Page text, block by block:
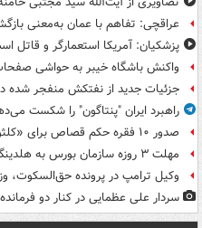
عراقچی: تفاهم با عمان به‌معنی
پزشکیان: آمریکا استعمارگر و قاتل
واکنش باشگاه خیبر به حواشی
جزئیات جدید از نفتکش منفجر شده
راهبرد ایران "پنتاگون" را شکست
صدور ۱۰ فقره حکم قصاص برای «کلثوم اکبری»
مهلت ۳ روزه سازمان بورس به هلدینگ خلیج فارس
وکیل ترامپ در پرونده حق‌السکوت،
سردار علی عظمایی در کنار دو